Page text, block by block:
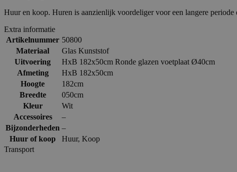
Huur en koop. Huren is aanzienlijk voordeliger voor een langere
Extra informatie
Artikelnummer 50800
Materiaal
Glas Kunststof
Uitvoering
HxB 182x50cm Ronde glazen voetplaat Ø40cm
Afmeting
HxB 182x50cm
Hoogte
182cm
Breedte
050cm
Kleur
Wit
Accessoires
–
Bijzonderheden –
Huur of koop
Huur, Koop
Transport